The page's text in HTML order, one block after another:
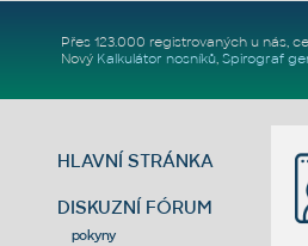
Přes 123.000 registrovaných u nás,
Nový Kalkulátor nosníků, Spirograf
HLAVNÍ STRÁNKA
DISKUZNÍ FÓRUM
pokyny